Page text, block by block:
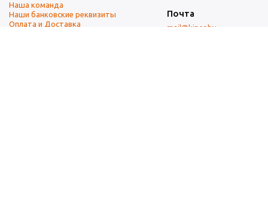
Наша команда
Наши банковские реквизиты
Оплата и Доставка
Почта
mail@kiper.by